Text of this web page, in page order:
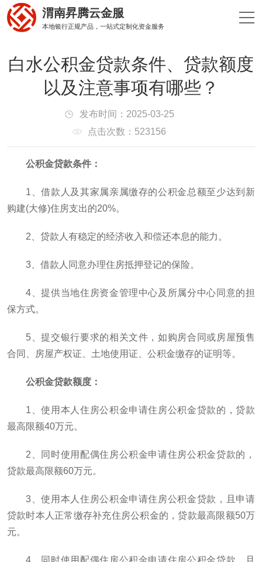
渭南昇腾云金服
本地银行正规产品，一站式定制化资金服务
白水公积金贷款条件、贷款额度
以及注意事项有哪些？
发布时间：2025-03-25
点击次数：523156
公积金贷款条件：
1、借款人及其家属亲属缴存的公积金总额至少达到新
购建(大修)住房支出的20%。
2、贷款人有稳定的经济收入和偿还本息的能力。
3、借款人同意办理住房抵押登记的保险。
4、提供当地住房资金管理中心及所属分中心同意的担
保方式。
5、提交银行要求的相关文件，如购房合同或房屋预售
合同、房屋产权证、土地使用证、公积金缴存的证明等。
公积金贷款额度：
1、使用本人住房公积金申请住房公积金贷款的，贷款
最高限额40万元。
2、同时使用配偶住房公积金申请住房公积金贷款的，
贷款最高限额60万元。
3、使用本人住房公积金申请住房公积金贷款，且申请
贷款时本人正常缴存补充住房公积金的，贷款最高限额50万
元。
4、同时使用配偶住房公积金申请住房公积金贷款，且